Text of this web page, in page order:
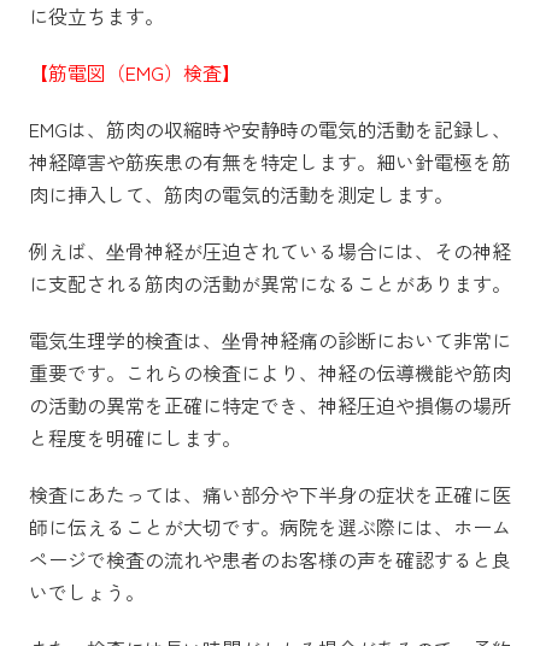
に役立ちます。
【筋電図（EMG）検査】
EMGは、筋肉の収縮時や安静時の電気的活動を記録し、
神経障害や筋疾患の有無を特定します。細い針電極を筋
肉に挿入して、筋肉の電気的活動を測定します。
例えば、坐骨神経が圧迫されている場合には、その神経
に支配される筋肉の活動が異常になることがあります。
電気生理学的検査は、坐骨神経痛の診断において非常に
重要です。これらの検査により、神経の伝導機能や筋肉
の活動の異常を正確に特定でき、神経圧迫や損傷の場所
と程度を明確にします。
検査にあたっては、痛い部分や下半身の症状を正確に医
師に伝えることが大切です。病院を選ぶ際には、ホーム
ページで検査の流れや患者のお客様の声を確認すると良
いでしょう。